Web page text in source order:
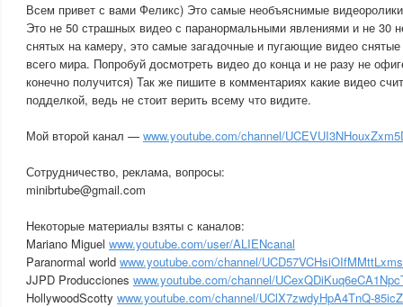
Всем привет с вами Феликс) Это самые необъяснимые
Это не 50 страшных видео с паранормальными явлениями и не 30
снятых на камеру, это самые загадочные и пугающие видео
всего мира. Попробуй досмотреть видео до конца и не разу не
конечно получится) Так же пишите в комментариях какие видео
подделкой, ведь не стоит верить всему что видите.
Мой второй канал — www.youtube.com/channel/
Сотрудничество, реклама, вопросы:
minibrtube@gmail.com
Некоторые материалы взяты с каналов:
Mariano Miguel www.youtube.com/user/ALIENcanal
Paranormal world www.youtube.com/channel/
JJPD Producciones www.youtube.com/channel/
HollywoodScotty www.youtube.com/channel/UClX7zwdyHpA4TnQ-